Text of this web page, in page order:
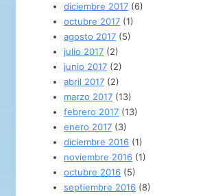
diciembre 2017 (6)
octubre 2017 (1)
agosto 2017 (5)
julio 2017 (2)
junio 2017 (2)
abril 2017 (2)
marzo 2017 (13)
febrero 2017 (13)
enero 2017 (3)
diciembre 2016 (1)
noviembre 2016 (1)
octubre 2016 (5)
septiembre 2016 (8)